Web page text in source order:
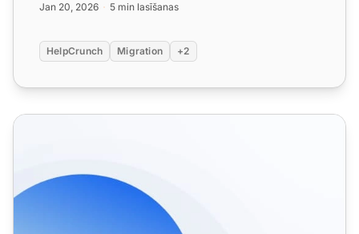
Jan 20, 2026 5 min lasīšanas
HelpCrunch Migration +2
Palīdzības biroja integrācijas